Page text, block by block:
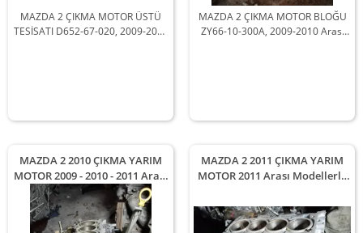
MAZDA 2 ÇIKMA MOTOR ÜSTÜ
TESİSATI D652-67-020, 2009-2010
MAZDA 2 ÇIKMA MOTOR BLOĞU
ZY66-10-300A, 2009-2010 Arası
MAZDA 2 2010 ÇIKMA YARIM
MOTOR 2009 - 2010 - 2011 Arası
Modellerle Uyumludur
MAZDA 2 2011 ÇIKMA YARIM
MOTOR 2011 Arası Modellerle